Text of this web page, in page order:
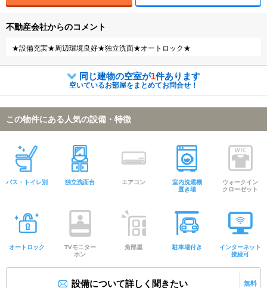
不動産会社からのコメント
★設備充実★周辺環境良好★独立洗面★オートロック★
同じ建物の空室が1件あります
空いているお部屋をまとめてお問合せ！
この物件にある人気の設備・特徴
バス・トイレ別 独立洗面台 エアコン
室内洗濯機
置き場
ウォークイン
クローゼット
オートロック
TVモニター
ホン
角部屋 駐車場付き
インターネット
接続可
設備について詳しく聞きたい 無料